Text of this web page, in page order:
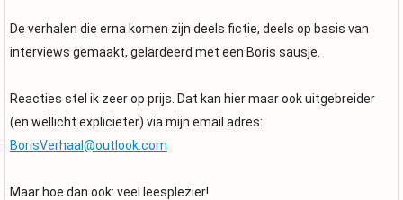
De verhalen die erna komen zijn deels fictie, deels op basis van
interviews gemaakt, gelardeerd met een Boris sausje.
Reacties stel ik zeer op prijs. Dat kan hier maar ook uitgebreider
(en wellicht explicieter) via mijn email adres:
BorisVerhaal@outlook.com
Maar hoe dan ook: veel leesplezier!